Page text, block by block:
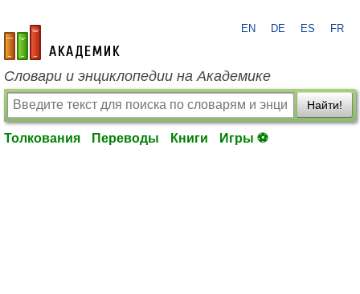
academic.ru
EN DE ES FR
Словари и энциклопедии на Академике
Найти!
Толкования Переводы Книги Игры ⚽